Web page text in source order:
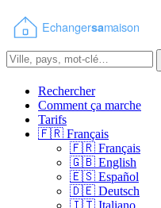
Rechercher
Comment ça marche
Tarifs
🇫🇷 Français
🇫🇷 Français
🇬🇧 English
🇪🇸 Español
🇩🇪 Deutsch
🇮🇹 Italiano